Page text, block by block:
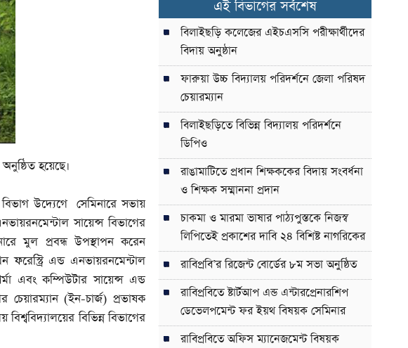
হয়েছে।
বিভাগ উদ্যেগে সেমিনারে সভায়
সায়েন্স বিভাগের
মুল প্রবন্ধ উপস্থাপন করেন
ফরেস্ট্রি এন্ড এনভায়রনমেন্টাল
এবং কম্পিউটার সায়েন্স এন্ড
চেয়ারম্যান (ইন-চার্জ) প্রভাষক
বিভিন্ন বিভাগের
এই বিভাগের সর্বশেষ
বিলাইছড়ি কলেজের এইচএসসি পরীক্ষার্থীদের
বিদায় অনুষ্ঠান
ফারুয়া উচ্চ বিদ্যালয় পরিদর্শনে জেলা পরিষদ
চেয়ারম্যান
বিলাইছড়িতে বিভিন্ন বিদ্যালয় পরিদর্শনে
ডিপিও
রাঙামাটিতে প্রধান শিক্ষককের বিদায় সংবর্ধনা
ও শিক্ষক সম্মাননা প্রদান
চাকমা ও মারমা ভাষার পাঠ্যপুস্তকে নিজস্ব
লিপিতেই প্রকাশের দাবি ২৪ বিশিষ্ট নাগরিকের
রাবিপ্রবি’র রিজেন্ট বোর্ডের ৮ম সভা অনুষ্ঠিত
রাবিপ্রবিতে ষ্টার্টআপ এন্ড এন্টারপ্রেনারশিপ
ডেভেলপমেন্ট ফর ইয়থ বিষয়ক সেমিনার
রাবিপ্রবিতে অফিস ম্যানেজমেন্ট বিষয়ক